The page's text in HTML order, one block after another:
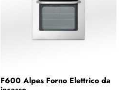
F600 Alpes Forno Elettrico da